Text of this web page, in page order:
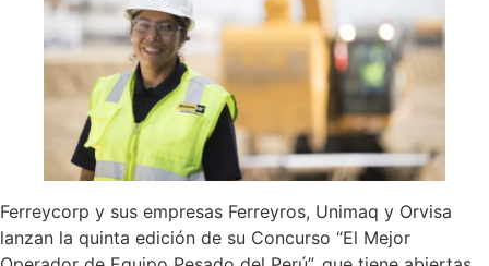
Ferreycorp y sus empresas Ferreyros, Unimaq y Orvisa
lanzan la quinta edición de su Concurso “El Mejor